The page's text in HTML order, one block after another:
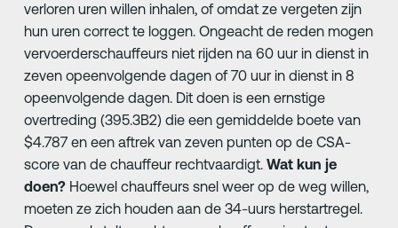
verloren uren willen inhalen, of omdat ze vergeten zijn
hun uren correct te loggen. Ongeacht de reden mogen
vervoerderschauffeurs niet rijden na 60 uur in dienst in
zeven opeenvolgende dagen of 70 uur in dienst in 8
opeenvolgende dagen. Dit doen is een ernstige
overtreding (395.3B2) die een gemiddelde boete van
$4.787 en een aftrek van zeven punten op de CSA-
score van de chauffeur rechtvaardigt. Wat kun je
doen? Hoewel chauffeurs snel weer op de weg willen,
moeten ze zich houden aan de 34-uurs herstartregel.